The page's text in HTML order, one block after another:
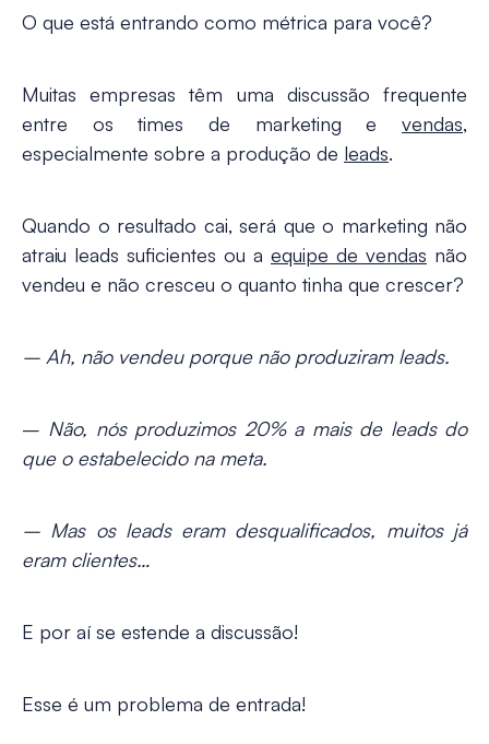
O que está entrando como métrica para você?
Muitas empresas têm uma discussão frequente
entre os times de marketing e vendas,
especialmente sobre a produção de leads.
Quando o resultado cai, será que o marketing não
atraiu leads suficientes ou a equipe de vendas não
vendeu e não cresceu o quanto tinha que crescer?
– Ah, não vendeu porque não produziram leads.
– Não, nós produzimos 20% a mais de leads do
que o estabelecido na meta.
– Mas os leads eram desqualificados, muitos já
eram clientes…
E por aí se estende a discussão!
Esse é um problema de entrada!